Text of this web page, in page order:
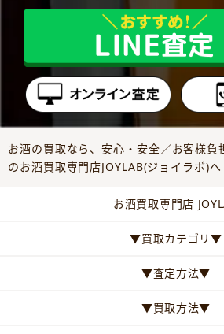
お酒の買取なら、安心・安全／お客様負
のお酒買取専門店JOYLAB(ジョイラボ)へ
お酒買取専門店
▼買取カテゴリ▼
▼査定方法▼
▼買取方法▼